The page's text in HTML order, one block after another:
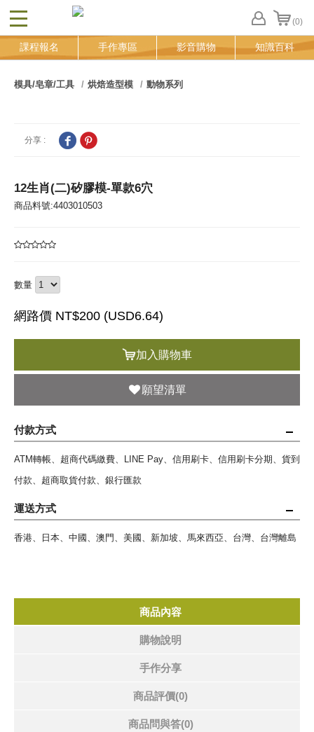
CLOSE (0)
FB
登
課程報名 手作專區 影音購物 知識百科
模具/皂章/工具 烘焙造型模 動物系列
分享 :
12生肖(二)矽膠模-單款6穴
商品料號:4403010503
數量
網路價 NT$200 (USD6.64)
加入購物車
願望清單
付款方式
ATM轉帳、超商代碼繳費、LINE Pay、信用刷卡、信用刷卡分期、貨到
付款、超商取貨付款、銀行匯款
運送方式
香港、日本、中國、澳門、美國、新加坡、馬來西亞、台灣、台灣離島
商品內容
購物說明
手作分享
商品評價(0)
商品問與答(0)